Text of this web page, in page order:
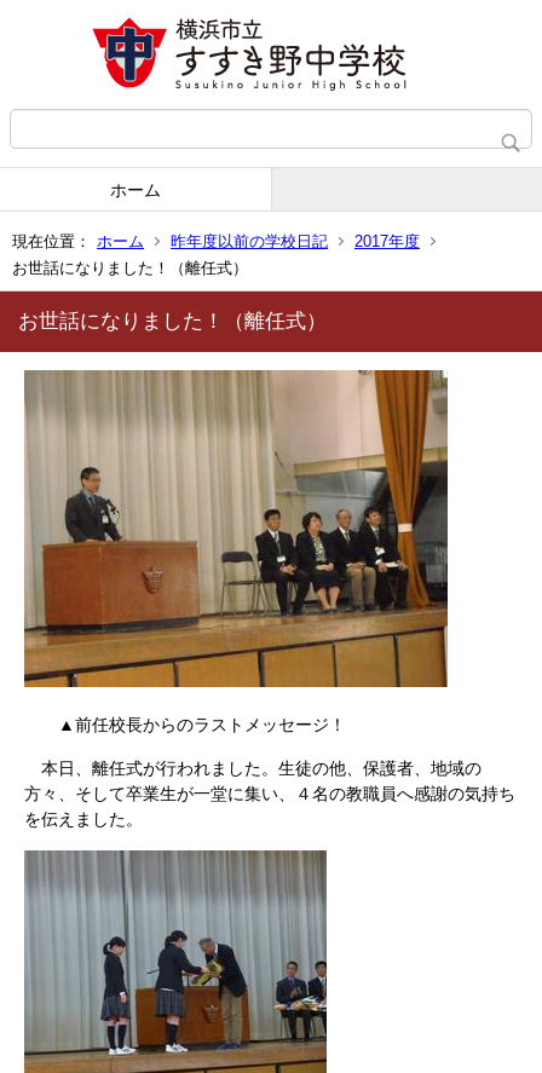
ホーム
現在位置： ホーム 昨年度以前の学校日記
2017年度
お世話になりました！（離任式）
お世話になりました！（離任式）
▲前任校長からのラストメッセージ！
本日、離任式が行われました。生徒の他、保護者、地域の
方々、そして卒業生が一堂に集い、４名の教職員へ感謝の気持ち
を伝えました。